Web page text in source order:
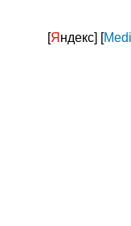
[Яндекс] [